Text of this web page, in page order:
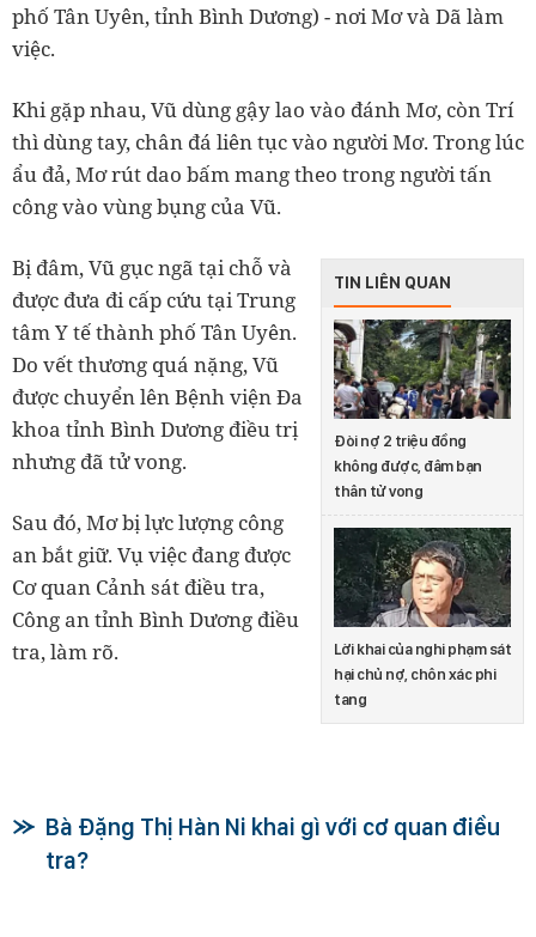
phố Tân Uyên, tỉnh Bình Dương) - nơi Mơ và Dã làm
việc.
Khi gặp nhau, Vũ dùng gậy lao vào đánh Mơ, còn Trí
thì dùng tay, chân đá liên tục vào người Mơ. Trong lúc
ẩu đả, Mơ rút dao bấm mang theo trong người tấn
công vào vùng bụng của Vũ.
TIN LIÊN QUAN
Đòi nợ 2 triệu đồng
không được, đâm bạn
thân tử vong
Lời khai của nghi phạm sát
hại chủ nợ, chôn xác phi
tang
Bị đâm, Vũ gục ngã tại chỗ và
được đưa đi cấp cứu tại Trung
tâm Y tế thành phố Tân Uyên.
Do vết thương quá nặng, Vũ
được chuyển lên Bệnh viện Đa
khoa tỉnh Bình Dương điều trị
nhưng đã tử vong.
Sau đó, Mơ bị lực lượng công
an bắt giữ. Vụ việc đang được
Cơ quan Cảnh sát điều tra,
Công an tỉnh Bình Dương điều
tra, làm rõ.
Bà Đặng Thị Hàn Ni khai gì với cơ quan điều
tra?